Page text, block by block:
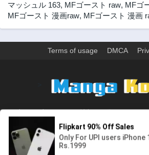
2年前 2年前
第226話 第225話
第223話
2年前
2年前 2年前
第218話
2年前
第217話
2年前
マッシュル 163, MFゴースト raw, MFゴ
MFゴースト 漫画raw, MFゴースト 漫画
Terms of usage DMCA
ウェブサイト上のすべての情報と画像は、インタ
す。 このウェブサイトの情報については、所有
せん。 個人や組織に影響を与える場合は、必要
除します。